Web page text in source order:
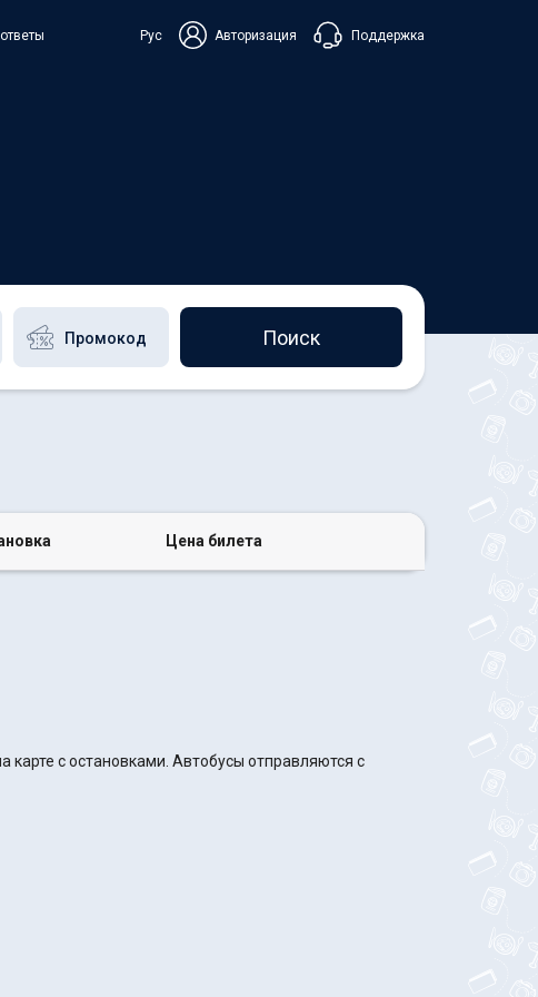
Рус Авторизация Поддержка
Чат в Messenger
Поиск
Цена билета
с остановками. Автобусы отправляются с